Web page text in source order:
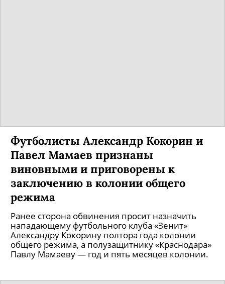
Футболисты Александр Кокорин и
Павел Мамаев признаны
виновными и приговорены к
заключению в колонии общего
режима
Ранее сторона обвинения просит назначить
нападающему футбольного клуба «Зенит»
Александру Кокорину полтора года колонии
общего режима, а полузащитнику «Краснодара»
Павлу Мамаеву — год и пять месяцев колонии.